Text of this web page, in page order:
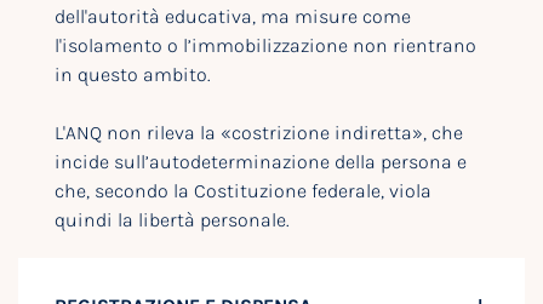
dell'autorità educativa, ma misure come
l'isolamento o l’immobilizzazione non rientrano
in questo ambito.
L'ANQ non rileva la «costrizione indiretta», che
incide sull’autodeterminazione della persona e
che, secondo la Costituzione federale, viola
quindi la libertà personale.